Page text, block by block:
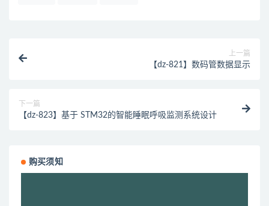
上一篇
【dz-821】数码管数据显示
下一篇
【dz-823】基于 STM32的智能睡眠呼吸监测系统设计
购买须知